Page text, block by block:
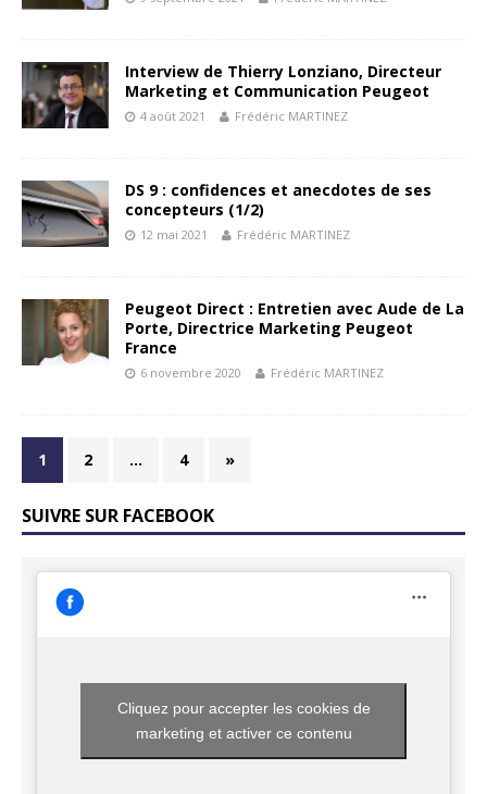
Interview de Thierry Lonziano, Directeur
Marketing et Communication Peugeot
4 août 2021 Frédéric MARTINEZ
DS 9 : confidences et anecdotes de ses
concepteurs (1/2)
12 mai 2021 Frédéric MARTINEZ
Peugeot Direct : Entretien avec Aude de La
Porte, Directrice Marketing Peugeot
France
6 novembre 2020 Frédéric MARTINEZ
1 2 … 4 »
SUIVRE SUR FACEBOOK
Cliquez pour accepter les cookies de
marketing et activer ce contenu